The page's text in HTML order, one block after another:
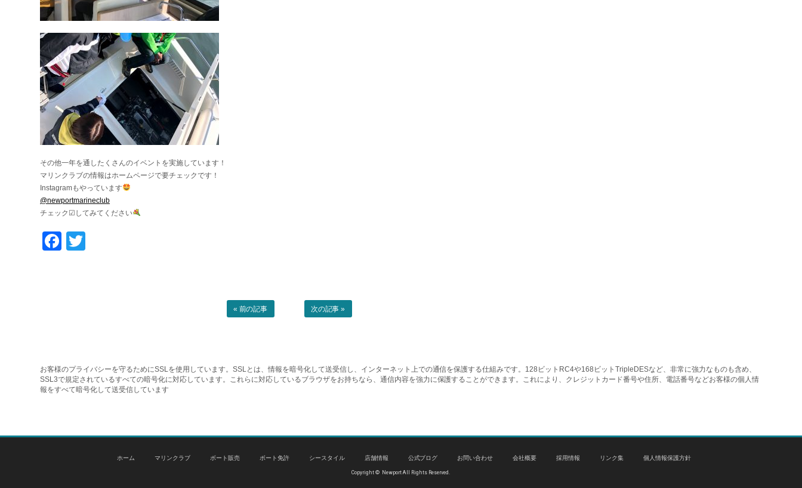
その他一年を通したくさんのイベントを実施しています！
マリンクラブの情報はホームページで要チェックです！
Instagramもやっています
@newportmarineclub
チェック☑︎してみてください
Facebook
« 前の記事 次の記事 »
お客様のプライバシーを守るためにSSLを使用しています。SSLとは、情報を暗号化して送受信し、インターネット上での通信を保護する仕組みです。128ビットRC4や168ビットTripleDESなど、非常に強力なものも含め、
SSL3で規定されているすべての暗号化に対応しています。これらに対応しているブラウザをお持ちなら、通信内容を強力に保護することができます。これにより、クレジットカード番号や住所、電話番号などお客様の個人情
報をすべて暗号化して送受信しています
ホーム マリンクラブ ボート販売 ボート免許 シースタイル 店舗情報 公式ブログ お問い合わせ 会社概要 採用情報 リンク集 個人情報保護方針
Copyright © Newport All Rights Reserved.